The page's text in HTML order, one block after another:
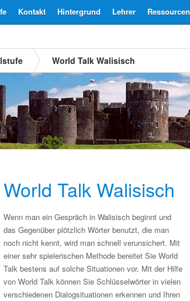
Ressourcen
Lehrer
Hintergrund
Kontakt
World Talk Walisisch
World Talk Walisisch
Wenn man ein Gespräch in Walisisch beginnt und
das Gegenüber plötzlich Wörter benutzt, die man
noch nicht kennt, wird man schnell verunsichert. Mit
einer sehr spielerischen Methode bereitet Sie World
Talk bestens auf solche Situationen vor. Mit der Hilfe
von World Talk können Sie Schlüsselwörter in vielen
verschiedenen Dialogsituationen erkennen und Ihren